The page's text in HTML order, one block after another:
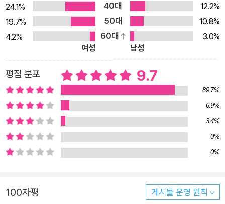
범한 청년을 부의 선상에 오르게 만든 비밀을 따라가다 보면 경제
적 자유는 더 이상 남의 이야기가 아닐 것이다. 평범한 삶을 살던
저자를 부의 궤도로 올려놓은 것처럼, 당신도 이 책을 통해 경제
적 자유를 설계할 수 있다. ★푸릉_렘군, 북토크 강력 추천★ ★1
5만 팔로워들의 리치메이커 리치파카 첫 자기계발서 공식 출간
★ 이 책 한 권만 제대로 읽으면 스테디셀러 30권의 지혜를 체화
할 수 있다 당신의 인생을 흔들 부자들의 성공 공식! 부와 성공은
선택된 사람만의 몫일까? 《부자들의 서재》는 이 질문에 단호히
“아니다.”라고 대답한다. 세상에 부자가 되고 싶지 않은 사람도
있을까? 이 역시 아니다. 누구나 부와 성공을 원한다. 하지만 그
것을 이루기 위해 실천 방법을 세우고 직접 실행하는 사람은 많지
으면서도 행동하지 않는다. 이 책은 그런 우리의 손을 잡고 일으
켜 세운다. 그리고 몇 번이고 포기하지 않고 반복해서 말한다.
24.1%
40대
12.2%
19.7%
50대
10.8%
4.2%
60대
3.0%
여성
남성
평점 분포 9.7
89.7%
6.9%
3.4%
0%
0%
100자평 게시물 운영 원칙